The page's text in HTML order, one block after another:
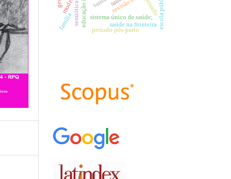
sistema único de saúde;
proinfoescola pública
semiótica saúde na fronteira
família período pós-parto